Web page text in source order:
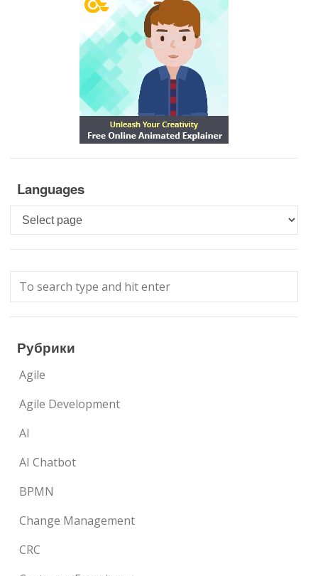
Languages
Languages
Рубрики
Agile
Agile Development
AI
AI Chatbot
BPMN
Change Management
CRC